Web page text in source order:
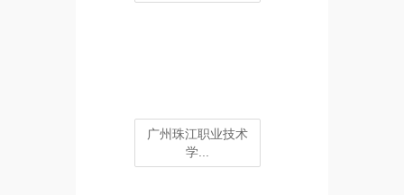
广州珠江职业技术
学...